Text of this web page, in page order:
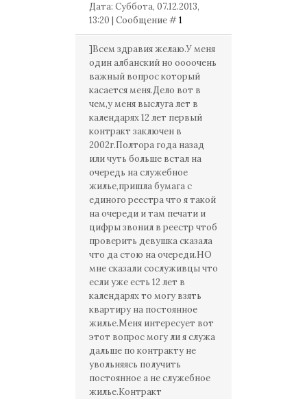
Дата: Суббота, 07.12.2013,
13:20 | Сообщение #1
]Всем здравия желаю.У меня
один албанский но оооочень
важный вопрос который
касается меня.Дело вот в
чем,у меня выслуга лет в
календарях 12 лет первый
контракт заключен в
2002г.Полтора года назад
или чуть больше встал на
очередь на служебное
жилье,пришла бумага с
единого реестра что я такой
на очереди и там печати и
цифры звонил в реестр чтоб
проверить девушка сказала
что да стою на очереди.НО
мне сказали сослуживцы что
если уже есть 12 лет в
календарях то могу взять
квартиру на постоянное
жилье.Меня интересует вот
этот вопрос могу ли я служа
дальше по контракту не
увольняясь получить
постоянное а не служебное
жилье.Контракт